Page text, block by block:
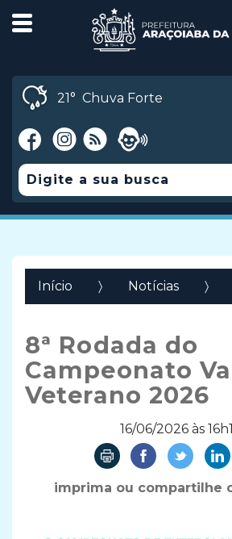
21° Chuva Forte
Início Notícias
8ª Rodada do
Campeonato
Veterano 2026
16/06/2026 às
imprima ou compartilhe